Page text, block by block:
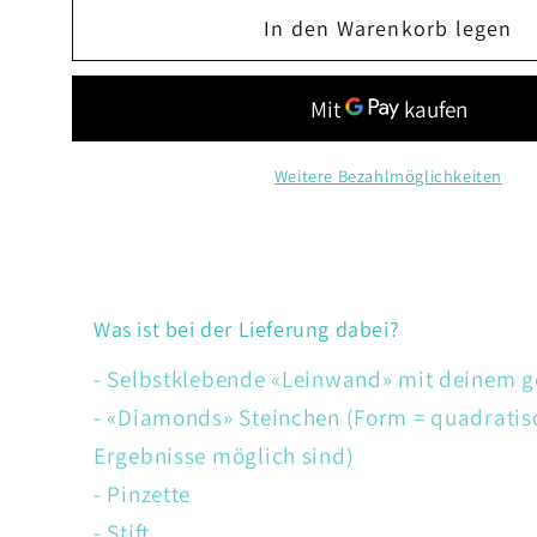
Tiger
Tiger
In den Warenkorb legen
Weitere Bezahlmöglichkeiten
Was ist bei der Lieferung dabei?
- Selbstklebende «Leinwand» mit deinem
- «Diamonds» Steinchen (Form =
Ergebnisse möglich sind)
- Pinzette